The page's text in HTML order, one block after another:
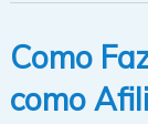
Como
como